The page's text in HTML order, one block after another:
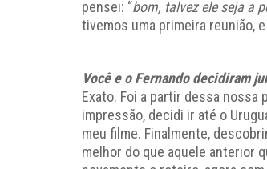
pensei: “bom, talvez ele seja a
tivemos uma primeira reunião,
Você e o Fernando decidiram
Exato. Foi a partir dessa nossa
impressão, decidi ir até o
meu filme. Finalmente,
melhor do que aquele anterior